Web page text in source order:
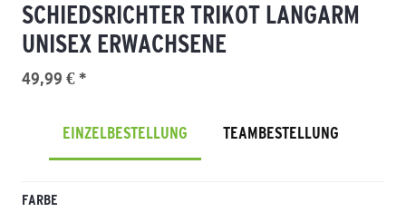
SCHIEDSRICHTER TRIKOT LANGARM
UNISEX ERWACHSENE
49,99 € *
EINZELBESTELLUNG TEAMBESTELLUNG
FARBE